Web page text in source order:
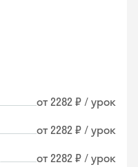
от 2282 ₽ / урок
от 2282 ₽ / урок
от 2282 ₽ / урок